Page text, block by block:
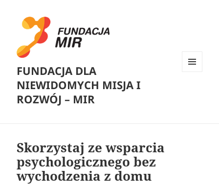
FUNDACJA DLA
NIEWIDOMYCH MISJA I
ROZWÓJ – MIR
Skorzystaj ze wsparcia
psychologicznego bez
wychodzenia z domu